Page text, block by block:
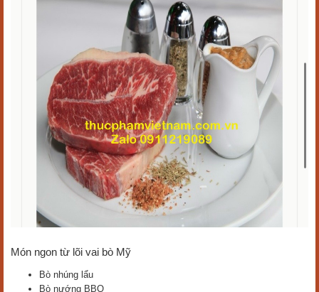
Món ngon từ lõi vai bò Mỹ
Bò nhúng lẩu
Bò nướng BBQ